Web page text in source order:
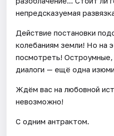
непредсказуемая
Действие постановки
колебаниям земли! Но на
посмотреть! Остроумные,
диалоги — ещё одна
Ждём вас на любовной
невозможно!
С одним антрактом.